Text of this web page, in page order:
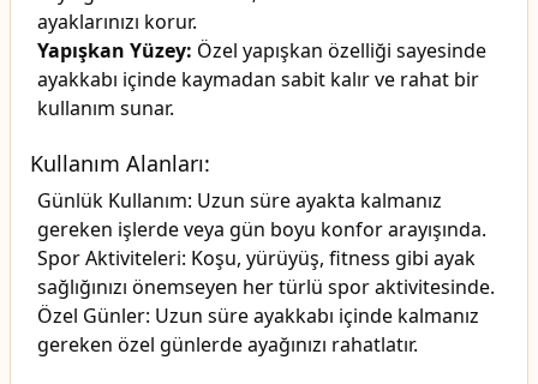
ayaklarınızı korur.
Yapışkan Yüzey: Özel yapışkan özelliği sayesinde
ayakkabı içinde kaymadan sabit kalır ve rahat bir
kullanım sunar.
Kullanım Alanları:
Günlük Kullanım: Uzun süre ayakta kalmanız
gereken işlerde veya gün boyu konfor arayışında.
Spor Aktiviteleri: Koşu, yürüyüş, fitness gibi ayak
sağlığınızı önemseyen her türlü spor aktivitesinde.
Özel Günler: Uzun süre ayakkabı içinde kalmanız
gereken özel günlerde ayağınızı rahatlatır.